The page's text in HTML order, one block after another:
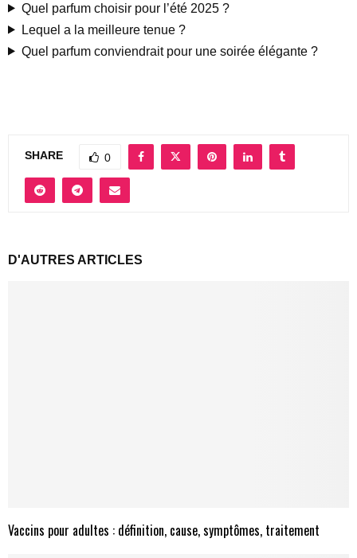
Quel parfum choisir pour l’été 2025 ?
Lequel a la meilleure tenue ?
Quel parfum conviendrait pour une soirée élégante ?
SHARE 0
D'AUTRES ARTICLES
Vaccins pour adultes : définition, cause, symptômes, traitement